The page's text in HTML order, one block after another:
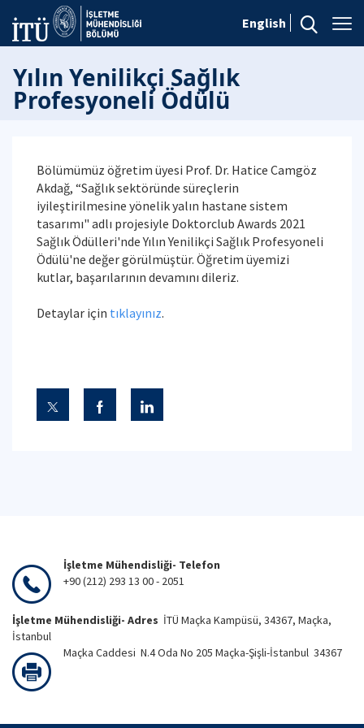
English
Yılın Yenilikçi Sağlık
Profesyoneli Ödülü
Bölümümüz öğretim üyesi Prof. Dr. Hatice Camgöz
Akdağ, “Sağlık sektöründe süreçlerin
iyileştirilmesine yönelik yalın hastane sistem
tasarımı" adlı projesiyle Doktorclub Awards 2021
Sağlık Ödülleri'nde Yılın Yenilikçi Sağlık Profesyoneli
Ödülü'ne değer görülmüştür. Öğretim üyemizi
kutlar, başarılarının devamını dileriz.
Detaylar için tıklayınız.
İşletme Mühendisliği- Telefon
+90 (212) 293 13 00 - 2051
İşletme Mühendisliği- Adres İTÜ Maçka Kampüsü, 34367, Maçka,
İstanbul
Maçka Caddesi N.4 Oda No 205 Maçka-Şişli-İstanbul 34367